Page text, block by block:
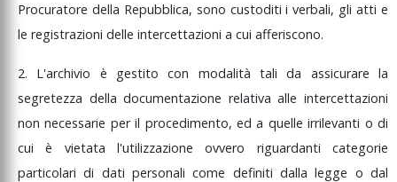
della
cautelare nei
dell'internato
detenuti
informatico
di esecuzione
Procuratore della Repubblica, sono custoditiiverbali, gliattie
le registrazioni delle intercettazioni a cui afferiscono.
2. L'archivio è gestitocon modalitàtalida assicurarela
segretezza delladocumentazione relativaalleintercettazioni
nonnecessarie peril procedimento,eda quelleirrilevanti odi
cuiè vietatal'utilizzazioneovvero riguardanticategorie
particolaridi datipersonalicome definitidallalegge odal